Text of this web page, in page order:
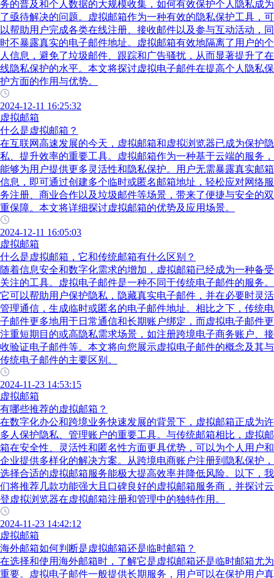
务的普及和个人数据的大规模收集，如何有效保护个人隐私成为
了亟待解决的问题。虚拟邮箱作为一种有效的隐私保护工具，可
以帮助用户完成各类在线注册、接收邮件以及参与互动活动，同
时不暴露真实的电子邮件地址。虚拟邮箱有效地隔离了用户的个
人信息，避免了垃圾邮件、跟踪和广告骚扰，从而显著提升了在
线隐私保护的水平。本文将探讨虚拟电子邮件在提高个人隐私保
护方面的作用与优势。
2024-12-11 16:25:32
虚拟邮箱
什么是虚拟邮箱？
在互联网高速发展的今天，虚拟邮箱和虚拟浏览器已成为保护隐
私、提升效率的重要工具。虚拟邮箱作为一种基于云端的服务，
能够为用户提供更多灵活性和隐私保护。用户无需暴露真实邮箱
信息，即可通过创建多个临时或匿名邮箱地址，轻松应对网络服
务注册、商业合作以及垃圾邮件等场景，带来了便捷与安全的双
重保障。本文将详细探讨虚拟邮箱的优势及应用场景。
2024-12-11 16:05:03
虚拟邮箱
什么是虚拟邮箱，它和传统邮箱有什么区别？
随着信息安全和数字化需求的增加，虚拟邮箱已经成为一种备受
关注的工具。虚拟电子邮件是一种不同于传统电子邮件的服务。
它可以帮助用户保护隐私，隐藏真实电子邮件，并在必要时灵活
管理通信，生成临时或匿名的电子邮件地址。相比之下，传统电
子邮件更多地用于日常通信和长期账户绑定，而虚拟电子邮件更
注重短期目的或高隐私需求场景，如注册跨境电子商务账户、接
收验证电子邮件等。本文将向您展示虚拟电子邮件的概念及其与
传统电子邮件的主要区别。
2024-11-23 14:53:15
虚拟邮箱
有哪些推荐的虚拟邮箱？
在数字化办公和跨境业务快速发展的背景下，虚拟邮箱正成为许
多人保护隐私、管理账户的重要工具。与传统邮箱相比，虚拟邮
箱在安全性、灵活性和匿名性方面更具优势，可以为个人用户和
企业提供多样化的解决方案。从跨境电商账户注册到隐私保护，
选择合适的虚拟邮箱服务能极大提高效率并降低风险。以下，我
们将推荐几款功能强大且口碑良好的虚拟邮箱服务商，并探讨云
登虚拟浏览器在虚拟邮箱注册和管理中的独特作用。
2024-11-23 14:42:12
虚拟邮箱
海外邮箱如何判断是虚拟邮箱还是临时邮箱？
在选择和使用海外邮箱时，了解它是虚拟邮箱还是临时邮箱尤为
重要。虚拟电子邮件一般提供长期服务，用户可以在保护用户真